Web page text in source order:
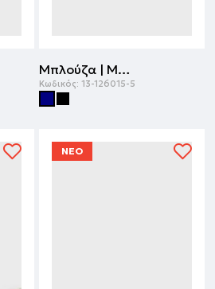
Μπλούζα | ΜΑΡΕΝ
Κωδικός: 13-126015-5
ΝΕΟ